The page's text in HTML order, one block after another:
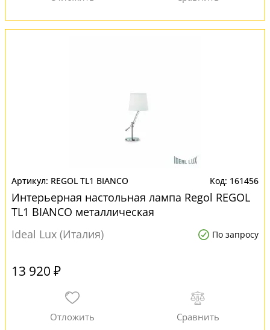
REGOL TL1 BIANCO 161456
Интерьерная настольная лампа Regol REGOL
TL1 BIANCO металлическая
Ideal Lux (Италия)
По запросу
13 920 ₽